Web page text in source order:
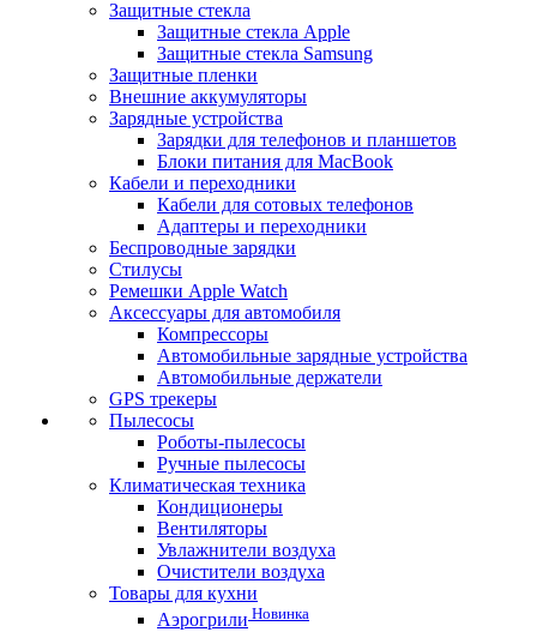
Защитные стекла
Защитные стекла Apple
Защитные стекла Samsung
Защитные пленки
Внешние аккумуляторы
Зарядные устройства
Зарядки для телефонов и планшетов
Блоки питания для MacBook
Кабели и переходники
Кабели для сотовых телефонов
Адаптеры и переходники
Беспроводные зарядки
Стилусы
Ремешки Apple Watch
Аксессуары для автомобиля
Компрессоры
Автомобильные зарядные устройства
Автомобильные держатели
GPS трекеры
Пылесосы
Роботы-пылесосы
Ручные пылесосы
Климатическая техника
Кондиционеры
Вентиляторы
Увлажнители воздуха
Очистители воздуха
Товары для кухни
Аэрогрили Новинка